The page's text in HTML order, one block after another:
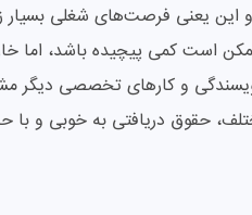
یعنی فرصت‌های شغلی بسیار
است کمی پیچیده باشد، اما
و کارهای تخصصی دیگر
حقوق دریافتی به خوبی و با